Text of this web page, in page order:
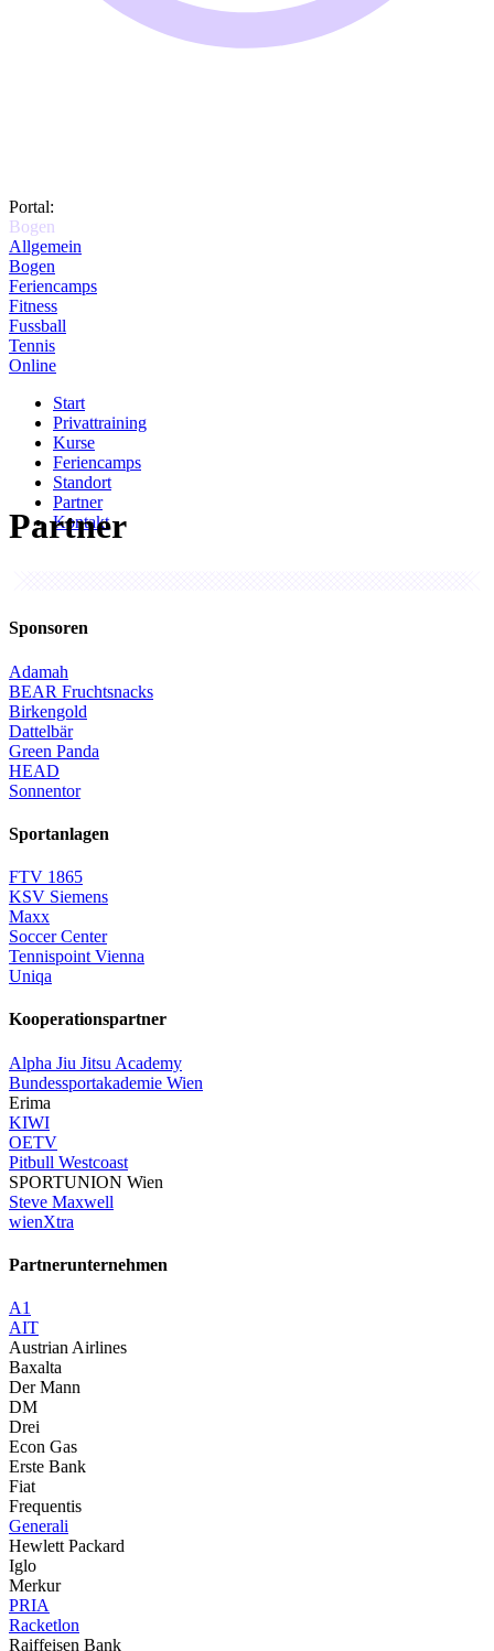
Portal:
Bogen
Allgemein
Bogen
Feriencamps
Fitness
Fussball
Tennis
Online
Start
Privattraining
Kurse
Feriencamps
Standort
Partner
Kontakt
Partner
Sponsoren
Adamah
BEAR Fruchtsnacks
Birkengold
Dattelbär
Green Panda
HEAD
Sonnentor
Sportanlagen
FTV 1865
KSV Siemens
Maxx
Soccer Center
Tennispoint Vienna
Uniqa
Kooperationspartner
Alpha Jiu Jitsu Academy
Bundessportakademie Wien
Erima
KIWI
OETV
Pitbull Westcoast
SPORTUNION Wien
Steve Maxwell
wienXtra
Partnerunternehmen
A1
AIT
Austrian Airlines
Baxalta
Der Mann
DM
Drei
Econ Gas
Erste Bank
Fiat
Frequentis
Generali
Hewlett Packard
Iglo
Merkur
PRIA
Racketlon
Raiffeisen Bank